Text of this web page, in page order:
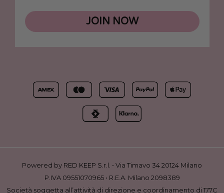
JOIN NOW
Powered by RED KEEP S.r.l. • Via Timavo 34 20124 Milano
P.IVA 09551070965 • R.E.A. Milano 2098389
Società soggetta all’attività di direzione e coordinamento di 177C